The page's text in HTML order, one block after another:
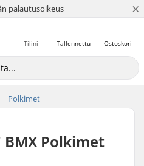
palautusoikeus
4.8 / 5 ×
Ostoskori
Tallennettu
Tilini
Polkimet
Polkimet